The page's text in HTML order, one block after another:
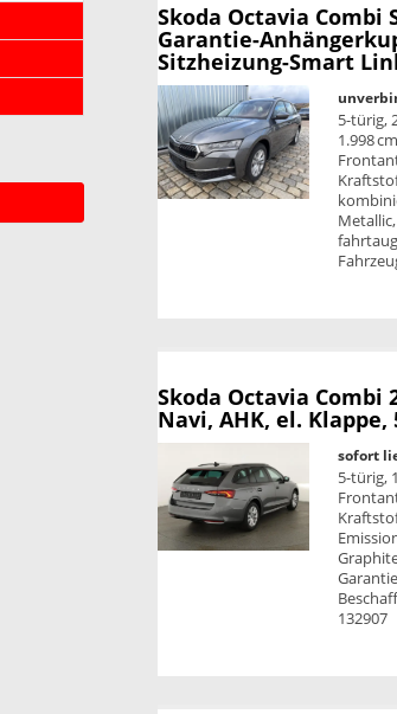
Skoda Octavia Combi
Garantie-
Sitzheizung-Smart
5-türig,
1.998
Skoda Octavia Combi
Navi, AHK, el. Klappe,
sofort
5-türig,
132907